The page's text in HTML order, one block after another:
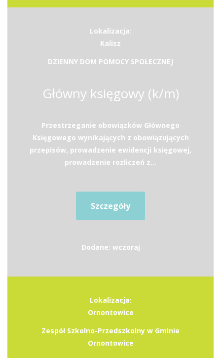
Lokalizacja:
Kalisz
DZIENNY DOM POMOCY SPOŁECZNEJ
Główny księgowy (k/m)
Przestrzeganie obowiązków Głównego
Księgowego wynikających z obowiązujących
przepisów, prowadzenie ewidencji księgowej,
prowadzenie rozliczeń z...
Szczegóły
Dodane: wczoraj
Lokalizacja:
Ornontowice
Zespół Szkolno-Przedszkolny w Gminie
Ornontowice